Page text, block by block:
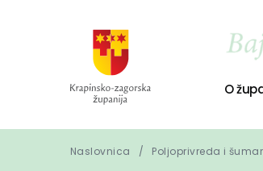
O
Naslovnica Poljoprivreda i